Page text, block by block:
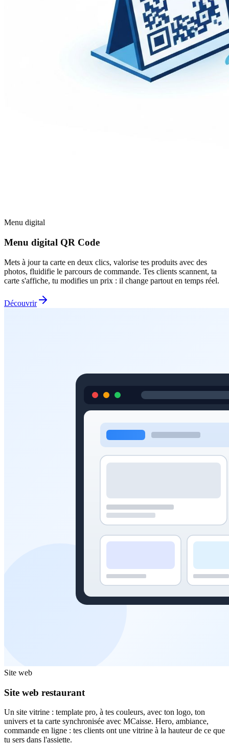
Menu digital
Menu digital QR Code
Mets à jour ta carte en deux clics, valorise tes produits avec des
photos, fluidifie le parcours de commande. Tes clients scannent, ta
carte s'affiche, tu modifies un prix : il change partout en temps réel.
Découvrir
Site web
Site web restaurant
Un site vitrine : template pro, à tes couleurs, avec ton logo, ton
univers et ta carte synchronisée avec MCaisse. Hero, ambiance,
commande en ligne : tes clients ont une vitrine à la hauteur de ce que
tu sers dans l'assiette.